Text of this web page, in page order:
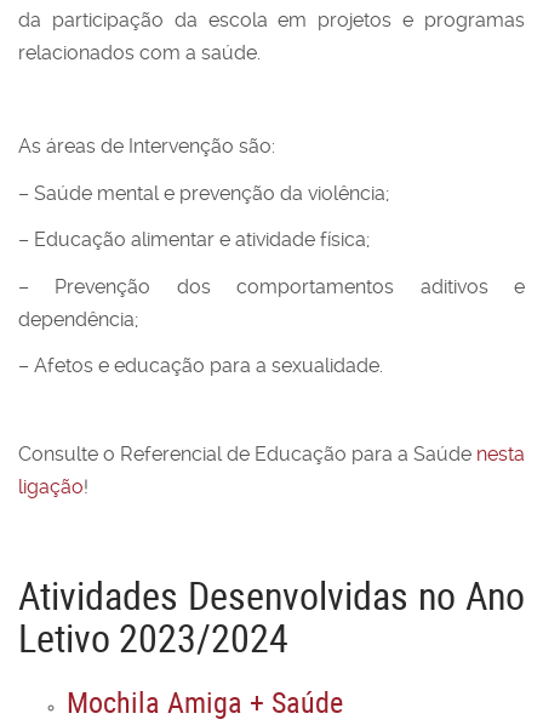
da participação da escola em projetos e programas
relacionados com a saúde.
As áreas de Intervenção são:
– Saúde mental e prevenção da violência;
– Educação alimentar e atividade física;
– Prevenção dos comportamentos aditivos e
dependência;
– Afetos e educação para a sexualidade.
Consulte o Referencial de Educação para a Saúde nesta
ligação!
Atividades Desenvolvidas no Ano
Letivo 2023/2024
Mochila Amiga + Saúde